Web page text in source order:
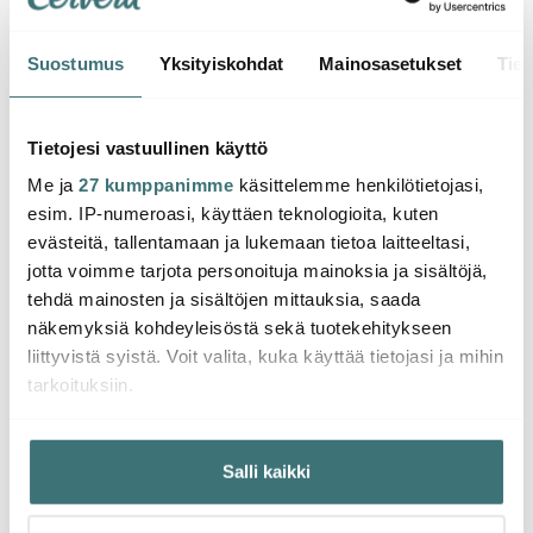
Suostumus Yksityiskohdat Mainosasetukset
Tietojesi vastuullinen käyttö
Me ja 27 kumppanimme käsittelemme henkilötietojasi,
esim. IP-numeroasi, käyttäen teknologioita, kuten
evästeitä, tallentamaan ja lukemaan tietoa laitteeltasi,
jotta voimme tarjota personoituja mainoksia ja sisältöjä,
tehdä mainosten ja sisältöjen mittauksia, saada
näkemyksiä kohdeyleisöstä sekä tuotekehitykseen
liittyvistä syistä. Voit valita, kuka käyttää tietojasi ja mihin
tarkoituksiin.
Jos sallit, haluamme myös tehdä seuraavia:
Kerätä tietoja maantieteellisestä sijainnistasi,
mahdollisesti muutaman metrin tarkkuudella
Salli kaikki
Kähler
Termoskannu 1L Indigo
36.01 € 65.00 €
Saatavilla
20 cm Valkoinen
32.45 € 50.00 €
Saatavilla
Saatat pitää myös näistä